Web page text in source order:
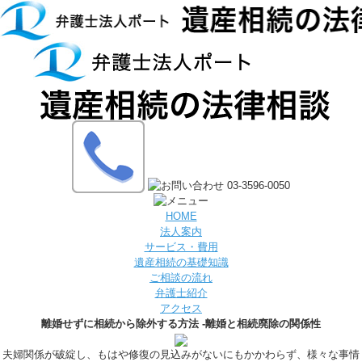
HOME
法人案内
サービス・費用
遺産相続の基礎知識
ご相談の流れ
弁護士紹介
アクセス
離婚せずに相続から除外する方法 ‐離婚と相続廃除の関係性
夫婦関係が破綻し、もはや修復の見込みがないにもかかわらず、様々な事情